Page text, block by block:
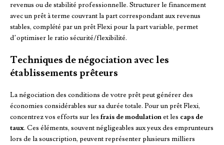
revenus ou de stabilité professionnelle. Structurer le financement
avec un prêt à terme couvrant la part correspondant aux revenus
stables, complété par un prêt Flexi pour la part variable, permet
d’optimiser le ratio sécurité/flexibilité.
Techniques de négociation avec les
établissements prêteurs
La négociation des conditions de votre prêt peut générer des
économies considérables sur sa durée totale. Pour un prêt Flexi,
concentrez vos efforts sur les frais de modulationet les caps de
taux. Ces éléments, souvent négligeables aux yeux des emprunteurs
lors de la souscription, peuvent représenter plusieurs milliers